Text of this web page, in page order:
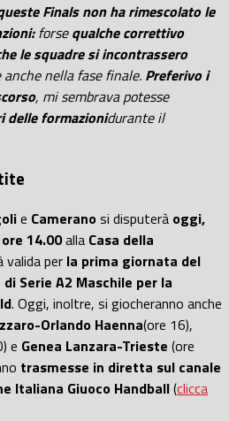
Finals non ha rimescolato le
forsequalche correttivo
le squadre si incontrassero
nella fase finale. Preferivo i
, mi sembrava potesse
delle formazionidurante il
e Cameranosi disputerà oggi,
14.00alla Casa della
valida per la prima giornata del
Serie A2 Maschile per la
. Oggi, inoltre, si giocheranno anche
Orlando Haenna(ore 16),
e Genea Lanzara-Trieste (ore
trasmesse in diretta sul canale
Italiana Giuoco Handball(clicca